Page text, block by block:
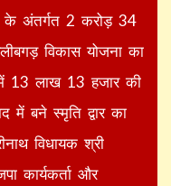
के अंतर्गत 2 करोड़ 34
विकास योजना का
13 लाख 13 हजार की
में बने स्मृति द्वार का
विधायक श्री
कार्यकर्ता और